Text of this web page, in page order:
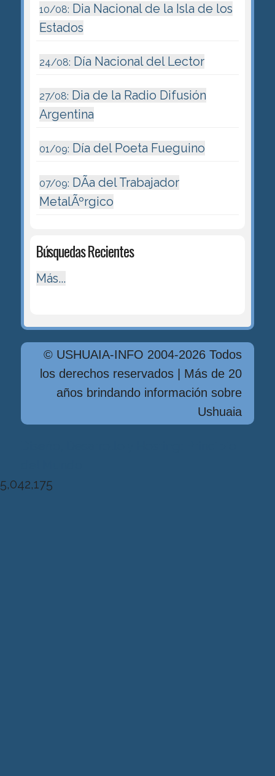
10/08: Dia Nacional de la Isla de los
Estados
24/08: Día Nacional del Lector
27/08: Dia de la Radio Difusión
Argentina
01/09: Día del Poeta Fueguino
07/09: DÃ­a del Trabajador
MetalÃºrgico
Búsquedas Recientes
Más...
© USHUAIA-INFO 2004-2026 Todos
los derechos reservados | Más de 20
años brindando información sobre
Ushuaia
5,042,175